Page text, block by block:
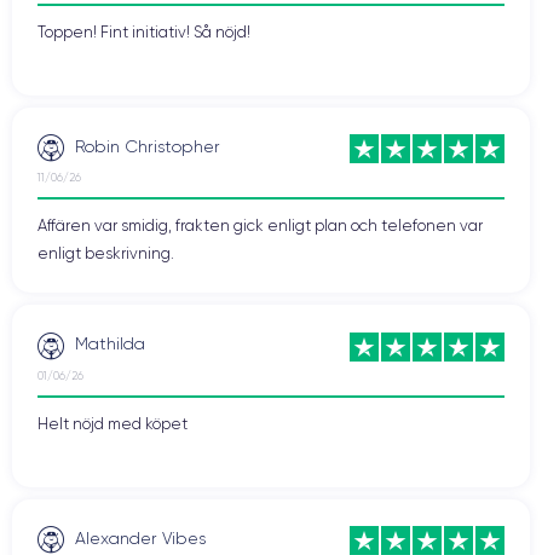
Toppen! Fint initiativ! Så nöjd!
Robin Christopher
11/06/26
Affären var smidig, frakten gick enligt plan och telefonen var
enligt beskrivning.
Mathilda
01/06/26
Helt nöjd med köpet
Alexander Vibes